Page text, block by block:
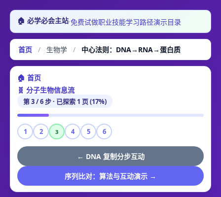
🏠 必学必会主站·免费试做职业技能学习路径演示目录
首页 / 生物学 / 中心法则：DNA→RNA→蛋白质
🏠 首页
🧬 分子生物信息流
第 3 / 6 步 · 已探索 1 页 (17%)
1 2 3 4 5 6
← DNA 复制分步互动
序列比对：算法与互动演示 →